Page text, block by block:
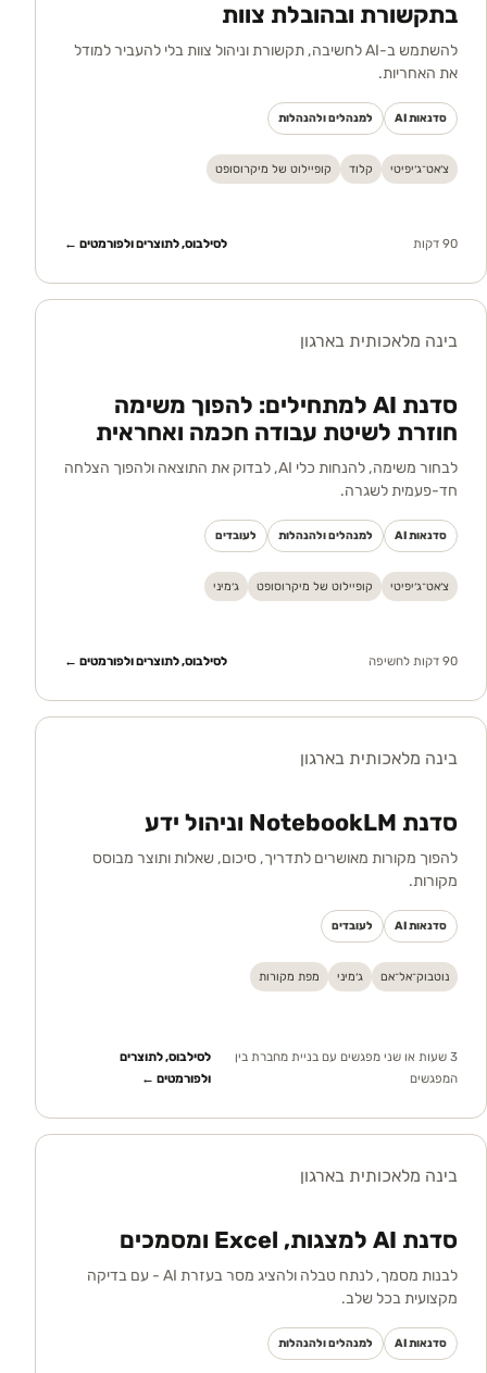
בתקשורת ובהובלת צוות
להשתמש ב-AI לחשיבה, תקשורת וניהול צוות בלי להעביר למודל
את האחריות.
סדנאות AI למנהלים ולהנהלות
צ׳אט־ג׳יפיטי קלוד קופיילוט של מיקרוסופט
90 דקות לסילבוס, לתוצרים ולפורמטים ←
בינה מלאכותית בארגון
סדנת AI למתחילים: להפוך משימה
חוזרת לשיטת עבודה חכמה ואחראית
לבחור משימה, להנחות כלי AI, לבדוק את התוצאה ולהפוך הצלחה
חד-פעמית לשגרה.
סדנאות AI למנהלים ולהנהלות לעובדים
צ׳אט־ג׳יפיטי קופיילוט של מיקרוסופט ג׳מיני
90 דקות לחשיפה לסילבוס, לתוצרים ולפורמטים ←
בינה מלאכותית בארגון
סדנת NotebookLM וניהול ידע
להפוך מקורות מאושרים לתדריך, סיכום, שאלות ותוצר מבוסס
מקורות.
סדנאות AI לעובדים
נוטבוק־אל־אם ג׳מיני מפת מקורות
3 שעות או שני מפגשים עם בניית מחברת בין
המפגשים
לסילבוס, לתוצרים
ולפורמטים ←
בינה מלאכותית בארגון
סדנת AI למצגות, Excel ומסמכים
לבנות מסמך, לנתח טבלה ולהציג מסר בעזרת AI - עם בדיקה
מקצועית בכל שלב.
סדנאות AI למנהלים ולהנהלות